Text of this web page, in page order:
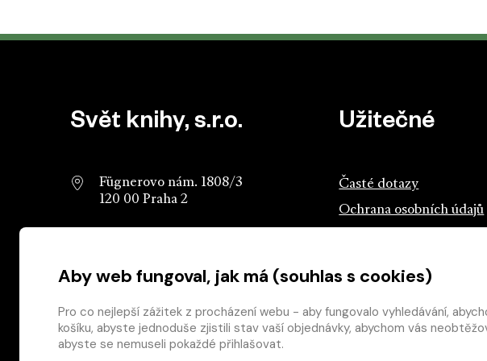
Patička webu
Svět knihy, s.r.o.
Fügnerovo nám. 1808/3
120 00 Praha 2
224 498 236
602 590 888
Užitečné
Časté dotazy
Ochrana osobních údajů
Rostík.cz
Rosteme s knihou
Aby web fungoval, jak má (souhlas s cookies)
Pro co nejlepší zážitek z procházení webu - aby fungovalo vyhledávání,
košíku, abyste jednoduše zjistili stav vaší objednávky, abychom vás
abyste se nemuseli pokaždé přihlašovat.